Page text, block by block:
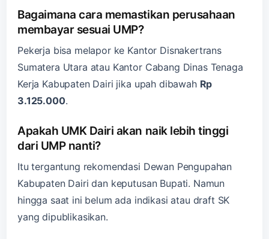
Bagaimana cara memastikan perusahaan
membayar sesuai UMP?
Pekerja bisa melapor ke Kantor Disnakertrans
Sumatera Utara atau Kantor Cabang Dinas Tenaga
Kerja Kabupaten Dairi jika upah dibawah Rp
3.125.000.
Apakah UMK Dairi akan naik lebih tinggi
dari UMP nanti?
Itu tergantung rekomendasi Dewan Pengupahan
Kabupaten Dairi dan keputusan Bupati. Namun
hingga saat ini belum ada indikasi atau draft SK
yang dipublikasikan.